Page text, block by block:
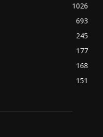
1026
693
245
177
168
151